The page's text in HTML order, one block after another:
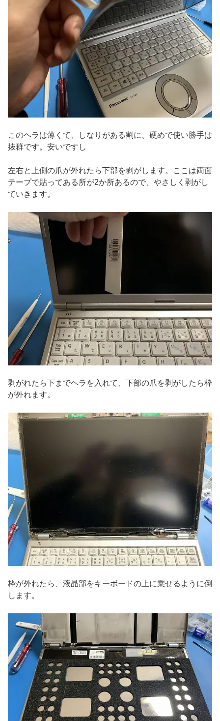
このヘラは薄くて、しなりがある割に、硬めで使い勝手は
抜群です。安いですし
左右と上側の爪が外れたら下部を剥がします。ここは両面
テープで貼ってある所が2か所あるので、やさしく剥がし
ていきます。
剥がれたら下までヘラを入れて、下部の爪を剥がしたら枠
が外れます。
枠が外れたら、液晶部をキーボードの上に乗せるように倒
します。